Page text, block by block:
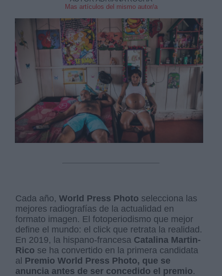
Mas artículos del mismo autor/a
Cada año,World Press Photo selecciona las
mejores radiografías de la actualidad en
formato imagen. El fotoperiodismo que mejor
define el mundo: el click que retrata la realidad.
En 2019, la hispano-francesa Catalina Martin-
Rico se ha convertido en la primera candidata
al Premio World Press Photo, que se
anuncia antes de ser concedido el premio.